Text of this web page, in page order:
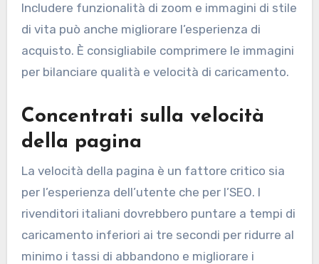
Includere funzionalità di zoom e immagini di stile
di vita può anche migliorare l’esperienza di
acquisto. È consigliabile comprimere le immagini
per bilanciare qualità e velocità di caricamento.
Concentrati sulla velocità
della pagina
La velocità della pagina è un fattore critico sia
per l’esperienza dell’utente che per l’SEO. I
rivenditori italiani dovrebbero puntare a tempi di
caricamento inferiori ai tre secondi per ridurre al
minimo i tassi di abbandono e migliorare i